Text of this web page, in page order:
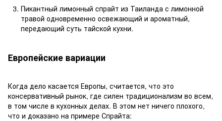
Пикантный лимонный спрайт из Таиланда с лимонной
травой одновременно освежающий и ароматный,
передающий суть тайской кухни.
Европейские вариации
Когда дело касается Европы, считается, что это
консервативный рынок, где силен традиционализм во всем,
в том числе в кухонных делах. В этом нет ничего плохого,
что и доказано на примере Спрайта: